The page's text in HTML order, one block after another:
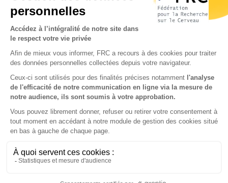
les réseaux sociaux
Partenaires & Mécènes